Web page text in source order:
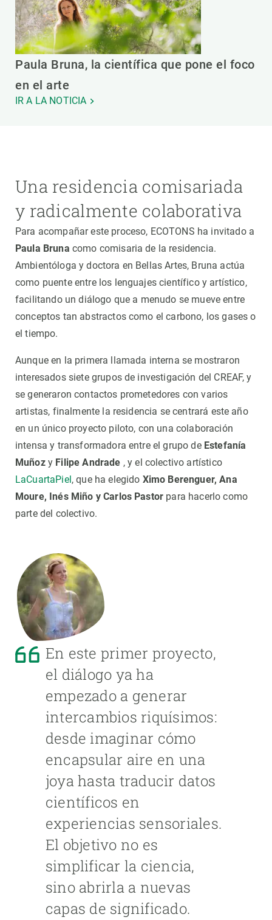
Paula Bruna, la científica que pone el foco
en el arte
IR A LA NOTICIA
Una residencia comisariada
y radicalmente colaborativa
Para acompañar este proceso, ECOTONS ha invitado a
Paula Bruna como comisaria de la residencia.
Ambientóloga y doctora en Bellas Artes, Bruna actúa
como puente entre los lenguajes científico y artístico,
facilitando un diálogo que a menudo se mueve entre
conceptos tan abstractos como el carbono, los gases o
el tiempo.
Aunque en la primera llamada interna se mostraron
interesados siete grupos de investigación del CREAF, y
se generaron contactos prometedores con varios
artistas, finalmente la residencia se centrará este año
en un único proyecto piloto, con una colaboración
intensa y transformadora entre el grupo de Estefanía
Muñozy Filipe Andrade , y el colectivo artístico
LaCuartaPiel, que ha elegido Ximo Berenguer, Ana
Moure, Inés Miño y Carlos Pastor para hacerlo como
parte del colectivo.
En este primer proyecto,
el diálogo ya ha
empezado a generar
intercambios riquísimos:
desde imaginar cómo
encapsular aire en una
joya hasta traducir datos
científicos en
experiencias sensoriales.
El objetivo no es
simplificar la ciencia,
sino abrirla a nuevas
capas de significado.